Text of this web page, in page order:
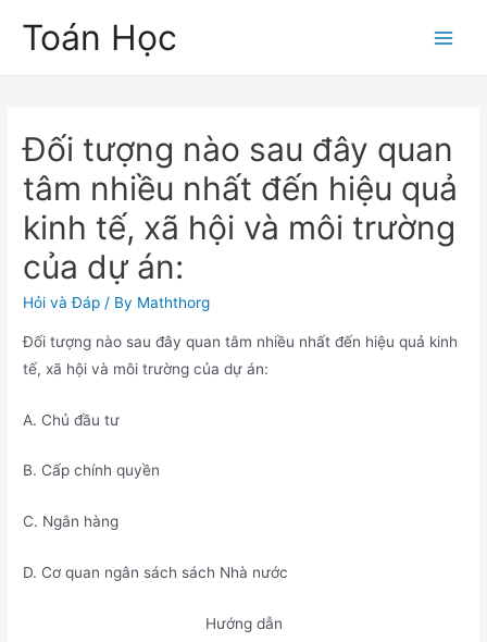
Toán Học
Đối tượng nào sau đây quan
tâm nhiều nhất đến hiệu quả
kinh tế, xã hội và môi trường
của dự án:
Hỏi và Đáp / By Maththorg
Đối tượng nào sau đây quan tâm nhiều nhất đến hiệu quả kinh
tế, xã hội và môi trường của dự án:
A. Chủ đầu tư
B. Cấp chính quyền
C. Ngân hàng
D. Cơ quan ngân sách sách Nhà nước
Hướng dẫn